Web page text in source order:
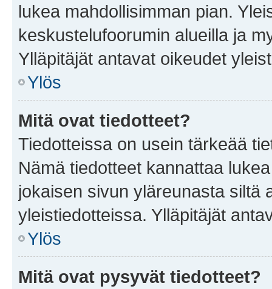
lukea mahdollisimman pian.
keskustelufoorumin alueilla ja
Ylläpitäjät antavat oikeudet
Ylös
Mitä ovat tiedotteet?
Tiedotteissa on usein tärkeää
Nämä tiedotteet kannattaa
jokaisen sivun yläreunasta siltä
yleistiedotteissa. Ylläpitäjät
Ylös
Mitä ovat pysyvät tiedotteet?